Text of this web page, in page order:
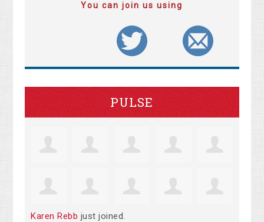
You can join us using
PULSE
Karen Rebb just joined.